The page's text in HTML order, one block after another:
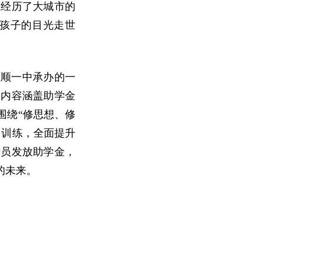
历了大城市的
子的目光走世
一中承办的一
容涵盖助学金
绕“修思想、修
练，全面提升
发放助学金，
来。